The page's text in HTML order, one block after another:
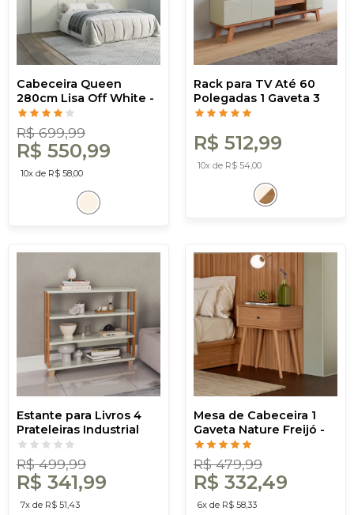
Cabeceira Queen
280cm Lisa Off White -
Dalla Costa
R$ 699,99
R$ 550,99
10x de R$ 58,00
Rack para TV Até 60
Polegadas 1 Gaveta 3
Portas Lisboa Off
Costa
R$ 512,99
10x de R$ 54,00
Estante para Livros 4
Prateleiras Industrial
Off White/Freijó - Dalla
Costa
R$ 499,99
R$ 341,99
7x de R$ 51,43
Mesa de Cabeceira 1
Gaveta Nature Freijó -
Dalla Costa
R$ 479,99
R$ 332,49
6x de R$ 58,33